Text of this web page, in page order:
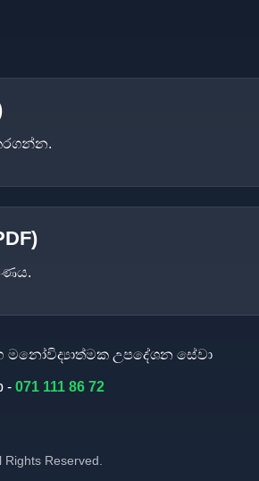
මනෝවිද්‍යාත්මක උපදේශන සේවා
- 071 111 86 72
Reserved.